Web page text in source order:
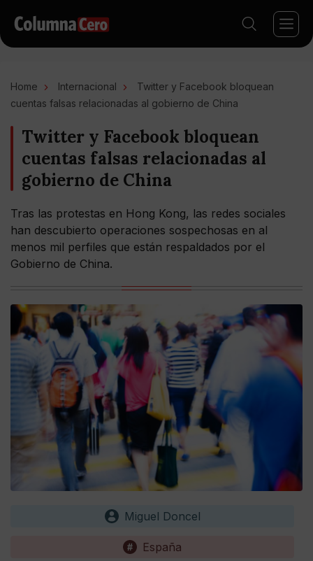
Home Internacional
Twitter y Facebook bloquean
cuentas falsas relacionadas al gobierno de China
Twitter y Facebook bloquean
cuentas falsas relacionadas al
gobierno de China
Tras las protestas en Hong Kong, las redes sociales
han descubierto operaciones sospechosas en al
menos mil perfiles que están respaldados por el
Gobierno de China.
Miguel Doncel
España